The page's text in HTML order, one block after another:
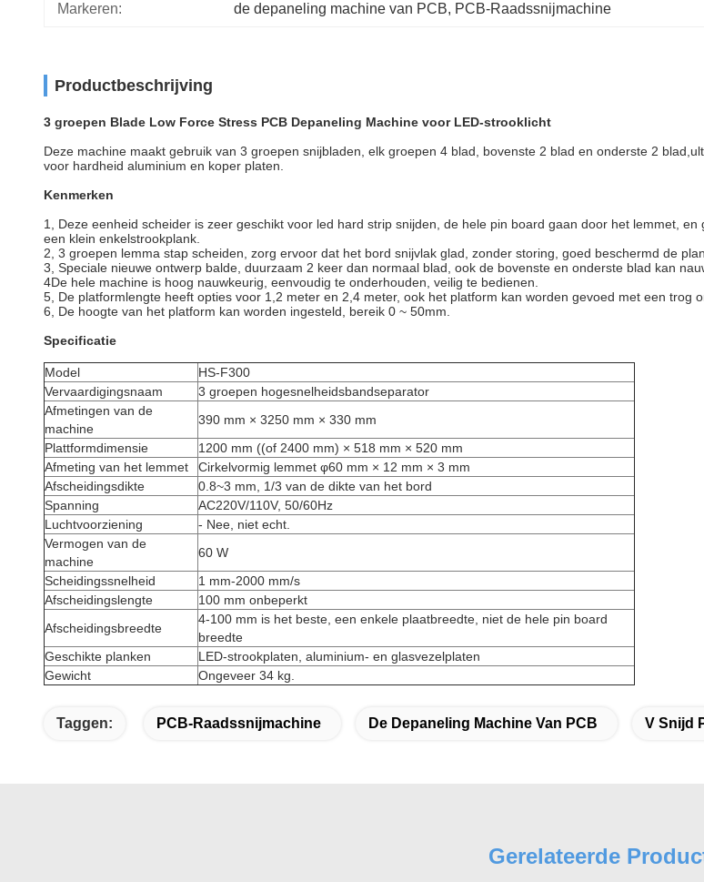
Markeren: de depaneling machine van PCB, PCB-Raadssnijmachine
Productbeschrijving
3 groepen Blade Low Force Stress PCB Depaneling Machine voor LED-strooklicht
Deze machine maakt gebruik van 3 groepen snijbladen, elk groepen 4 blad, bovenste 2 blad en onderste 2
voor hardheid aluminium en koper platen.
Kenmerken
1, Deze eenheid scheider is zeer geschikt voor led hard strip snijden, de hele pin board gaan door het lemmet, en
een klein enkelstrookplank.
2, 3 groepen lemma stap scheiden, zorg ervoor dat het bord snijvlak glad, zonder storing, goed beschermd de
3, Speciale nieuwe ontwerp balde, duurzaam 2 keer dan normaal blad, ook de bovenste en onderste blad kan
4De hele machine is hoog nauwkeurig, eenvoudig te onderhouden, veilig te bedienen.
5, De platformlengte heeft opties voor 1,2 meter en 2,4 meter, ook het platform kan worden gevoed met een trog
6, De hoogte van het platform kan worden ingesteld, bereik 0 ~ 50mm.
Specificatie
Model
HS-F300
Vervaardigingsnaam
3 groepen hogesnelheidsbandseparator
Afmetingen van de
machine
390 mm × 3250 mm × 330 mm
Plattformdimensie
1200 mm ((of 2400 mm) × 518 mm × 520 mm
Afmeting van het lemmet
Cirkelvormig lemmet φ60 mm × 12 mm × 3 mm
Afscheidingsdikte
0.8~3 mm, 1/3 van de dikte van het bord
Spanning
AC220V/110V, 50/60Hz
Luchtvoorziening
- Nee, niet echt.
Vermogen van de
machine
60 W
Scheidingssnelheid
1 mm-2000 mm/s
Afscheidingslengte
100 mm onbeperkt
Afscheidingsbreedte
4-100 mm is het beste, een enkele plaatbreedte, niet de hele pin board
breedte
Geschikte planken
LED-strookplaten, aluminium- en glasvezelplaten
Gewicht
Ongeveer 34 kg.
Taggen: PCB-Raadssnijmachine De Depaneling Machine Van PCB V Snijd
Gerelateerde